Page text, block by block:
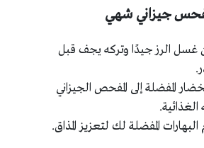
جيزاني شهي
غسل الرز جيدًا وتركه يجف قبل
المفضلة إلى المفحص الجيزاني
المفضلة لك لتعزيز المذاق.